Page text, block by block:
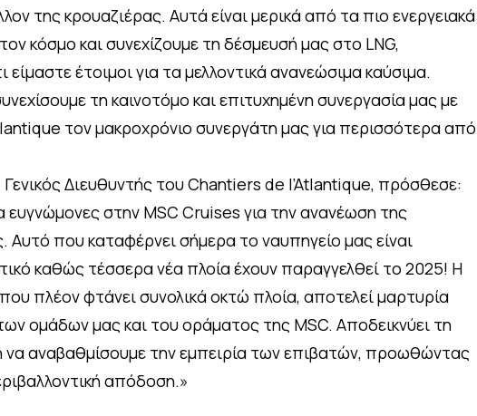
της κρουαζιέρας. Αυτά είναι μερικά από τα πιο ενεργειακά
κόσμο και συνεχίζουμε τη δέσμευσή μας στο LNG,
είμαστε έτοιμοι για τα μελλοντικά ανανεώσιμα καύσιμα.
τη καινοτόμο και επιτυχημένη συνεργασία μας με
τον μακροχρόνιο συνεργάτη μας για περισσότερα από
Διευθυντής του Chantiers de l’Atlantique, πρόσθεσε:
ευγνώμονες στην MSC Cruises για την ανανέωση της
Αυτό που καταφέρνει σήμερα το ναυπηγείο μας είναι
καθώς τέσσερα νέα πλοία έχουν παραγγελθεί το 2025! Η
πλέον φτάνει συνολικά οκτώ πλοία, αποτελεί μαρτυρία
ομάδων μας και του οράματος της MSC. Αποδεικνύει τη
να αναβαθμίσουμε την εμπειρία των επιβατών, προωθώντας
απόδοση.»